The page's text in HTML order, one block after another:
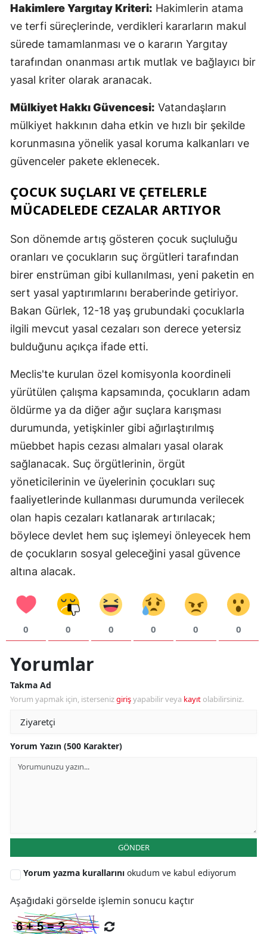
Hakimlere Yargıtay Kriteri: Hakimlerin atama
ve terfi süreçlerinde, verdikleri kararların makul
sürede tamamlanması ve o kararın Yargıtay
tarafından onanması artık mutlak ve bağlayıcı bir
yasal kriter olarak aranacak.
Mülkiyet Hakkı Güvencesi: Vatandaşların
mülkiyet hakkının daha etkin ve hızlı bir şekilde
korunmasına yönelik yasal koruma kalkanları ve
güvenceler pakete eklenecek.
ÇOCUK SUÇLARI VE ÇETELERLE
MÜCADELEDE CEZALAR ARTIYOR
Son dönemde artış gösteren çocuk suçluluğu
oranları ve çocukların suç örgütleri tarafından
birer enstrüman gibi kullanılması, yeni paketin en
sert yasal yaptırımlarını beraberinde getiriyor.
Bakan Gürlek, 12-18 yaş grubundaki çocuklarla
ilgili mevcut yasal cezaları son derece yetersiz
bulduğunu açıkça ifade etti.
Meclis'te kurulan özel komisyonla koordineli
yürütülen çalışma kapsamında, çocukların adam
öldürme ya da diğer ağır suçlara karışması
durumunda, yetişkinler gibi ağırlaştırılmış
müebbet hapis cezası almaları yasal olarak
sağlanacak. Suç örgütlerinin, örgüt
yöneticilerinin ve üyelerinin çocukları suç
faaliyetlerinde kullanması durumunda verilecek
olan hapis cezaları katlanarak artırılacak;
böylece devlet hem suç işlemeyi önleyecek hem
de çocukların sosyal geleceğini yasal güvence
altına alacak.
0 0 0 0 0 0
Yorumlar
Takma Ad
Yorum yapmak için, istersenizgirişyapabilir veya kayıt olabilirsiniz.
Yorum Yazın (500 Karakter)
GÖNDER
Yorum yazma kurallarını okudum ve kabul ediyorum
Aşağıdaki görselde işlemin sonucu kaçtır